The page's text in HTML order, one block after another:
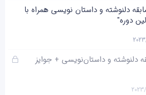
دلنوشته و داستان نویسی همراه با
دوره"
ق
دلنوشته و داستان‌نویسی + جوایز